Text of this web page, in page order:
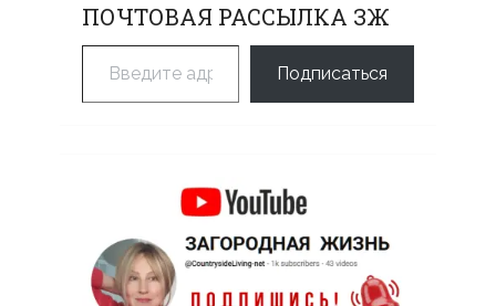
ПОЧТОВАЯ РАССЫЛКА ЗЖ
Введите адрес электронной почты…
Подписаться